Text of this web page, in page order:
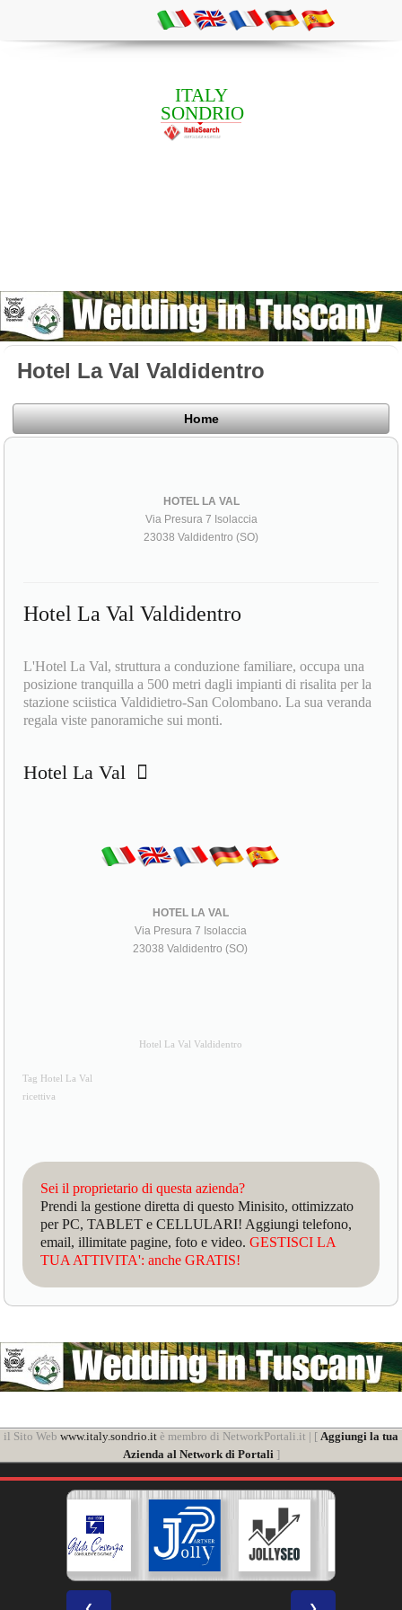
ITALY
SONDRIO
Hotel La Val Valdidentro
Home
HOTEL LA VAL
Via Presura 7 Isolaccia
23038 Valdidentro (SO)
Hotel La Val Valdidentro
L'Hotel La Val, struttura a conduzione familiare, occupa una
posizione tranquilla a 500 metri dagli impianti di risalita per la
stazione sciistica Valdidietro-San Colombano. La sua veranda
regala viste panoramiche sui monti.
Hotel La Val
HOTEL LA VAL
Via Presura 7 Isolaccia
23038 Valdidentro (SO)
Hotel La Val Valdidentro
Tag Hotel La Val
ricettiva
Sei il proprietario di questa azienda?
Prendi la gestione diretta di questo Minisito, ottimizzato
per PC, TABLET e CELLULARI! Aggiungi telefono,
email, illimitate pagine, foto e video.GESTISCI LA
TUA ATTIVITA': anche GRATIS!
il Sito Web www.italy.sondrio.it è membro di NetworkPortali.it | [ Aggiungi la tua
Azienda al Network di Portali]